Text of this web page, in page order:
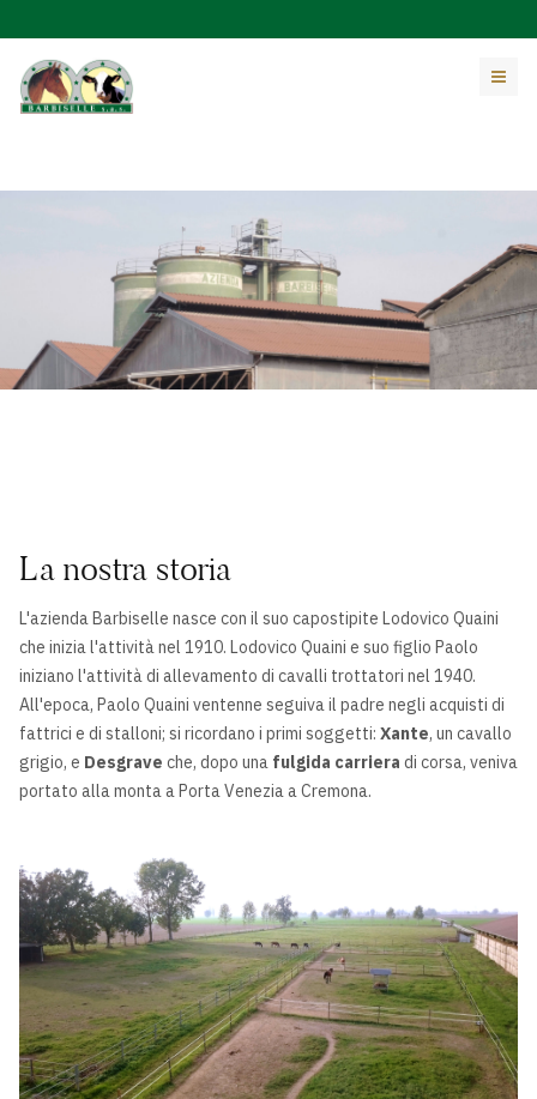
La nostra storia
L'azienda Barbiselle nasce con il suo capostipite Lodovico Quaini
che inizia l'attività nel 1910. Lodovico Quaini e suo figlio Paolo
iniziano l'attività di allevamento di cavalli trottatori nel 1940.
All'epoca, Paolo Quaini ventenne seguiva il padre negli acquisti di
fattrici e di stalloni; si ricordano i primi soggetti: Xante, un cavallo
grigio, e Desgrave che, dopo una fulgida carriera di corsa, veniva
portato alla monta a Porta Venezia a Cremona.